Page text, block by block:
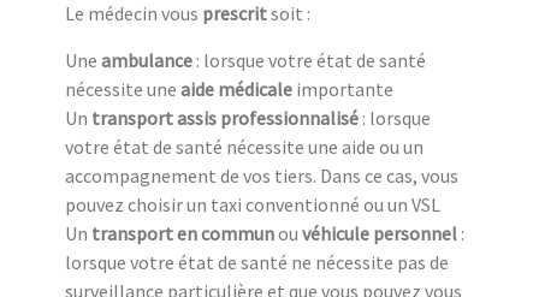
Le médecin vous prescritsoit :
Une ambulance : lorsque votre état de santé
nécessite une aide médicale importante
Un transport assis professionnalisé : lorsque
votre état de santé nécessite une aide ou un
accompagnement de vos tiers. Dans ce cas, vous
pouvez choisir un taxi conventionné ou un VSL
Un transport en communou véhicule personnel :
lorsque votre état de santé ne nécessite pas de
surveillance particulière et que vous pouvez vous